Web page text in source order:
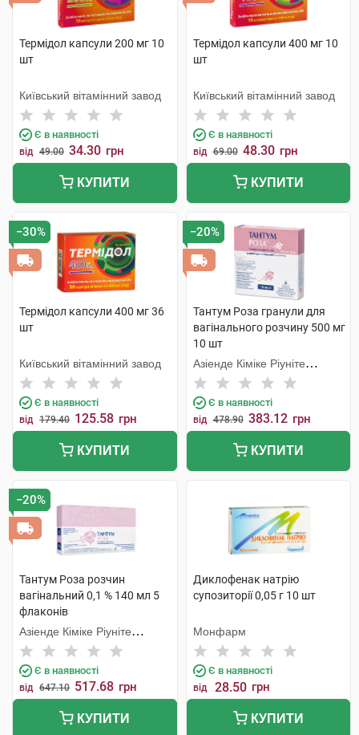
Термідол капсули 200 мг 10
шт
Київський вітамінний завод
Є в наявності
від 49.00 34.30 грн
КУПИТИ
Термідол капсули 400 мг 10
шт
Київський вітамінний завод
Є в наявності
від 69.00 48.30 грн
КУПИТИ
−30%
Термідол капсули 400 мг 36
шт
Київський вітамінний завод
Є в наявності
від 179.40 125.58 грн
КУПИТИ
−20%
Тантум Роза гранули для
вагінального розчину 500 мг
10 шт
Азіенде Кіміке Ріуніте
Анжеліні Франческо
Є в наявності
від 478.90 383.12 грн
КУПИТИ
−20%
Тантум Роза розчин
вагінальний 0,1 % 140 мл 5
флаконів
Азіенде Кіміке Ріуніте
Анжеліні Франческо
Є в наявності
від 647.10 517.68 грн
КУПИТИ
Диклофенак натрію
супозиторії 0,05 г 10 шт
Монфарм
Є в наявності
від 28.50 грн
КУПИТИ